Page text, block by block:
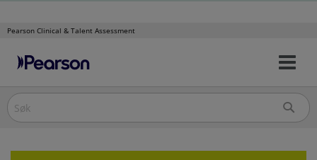
Pearson Clinical & Talent Assessment
Hopp
innhold